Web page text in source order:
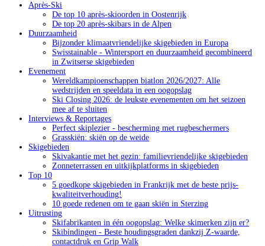
Après-Ski
De top 10 après-skioorden in Oostenrijk
De top 20 après-skibars in de Alpen
Duurzaamheid
Bijzonder klimaatvriendelijke skigebieden in Europa
Swisstainable - Wintersport en duurzaamheid gecombineerd
in Zwitserse skigebieden
Evenement
Wereldkampioenschappen biatlon 2026/2027: Alle
wedstrijden en speeldata in een oogopslag
Ski Closing 2026: de leukste evenementen om het seizoen
mee af te sluiten
Interviews & Reportages
Perfect skiplezier - bescherming met rugbeschermers
Grasskiën: skiën op de weide
Skigebieden
Skivakantie met het gezin: familievriendelijke skigebieden
Zonneterrassen en uitkijkplatforms in skigebieden
Top 10
5 goedkope skigebieden in Frankrijk met de beste prijs-
kwaliteitverhouding!
10 goede redenen om te gaan skiën in Sterzing
Uitrusting
Skifabrikanten in één oogopslag: Welke skimerken zijn er?
Skibindingen - Beste houdingsgraden dankzij Z-waarde,
contactdruk en Grip Walk